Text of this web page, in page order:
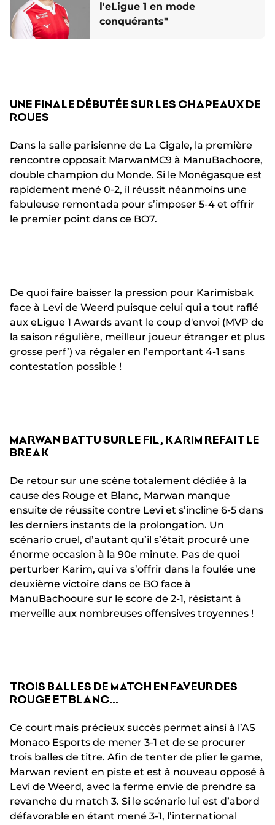
l'eLigue 1 en mode
conquérants"
UNE FINALE DÉBUTÉE SUR LES CHAPEAUX DE
ROUES
Dans la salle parisienne de La Cigale, la première
rencontre opposait MarwanMC9 à ManuBachoore,
double champion du Monde. Si le Monégasque est
rapidement mené 0-2, il réussit néanmoins une
fabuleuse remontada pour s’imposer 5-4 et offrir
le premier point dans ce BO7.
De quoi faire baisser la pression pour Karimisbak
face à Levi de Weerd puisque celui qui a tout raflé
aux eLigue 1 Awards avant le coup d'envoi (MVP de
la saison régulière, meilleur joueur étranger et plus
grosse perf’) va régaler en l’emportant 4-1 sans
contestation possible !
MARWAN BATTU SUR LE FIL, KARIM REFAIT LE
BREAK
De retour sur une scène totalement dédiée à la
cause des Rouge et Blanc, Marwan manque
ensuite de réussite contre Levi et s’incline 6-5 dans
les derniers instants de la prolongation. Un
scénario cruel, d’autant qu’il s’était procuré une
énorme occasion à la 90e minute. Pas de quoi
perturber Karim, qui va s’offrir dans la foulée une
deuxième victoire dans ce BO face à
ManuBachooure sur le score de 2-1, résistant à
merveille aux nombreuses offensives troyennes !
TROIS BALLES DE MATCH EN FAVEUR DES
ROUGE ET BLANC…
Ce court mais précieux succès permet ainsi à l’AS
Monaco Esports de mener 3-1 et de se procurer
trois balles de titre. Afin de tenter de plier le game,
Marwan revient en piste et est à nouveau opposé à
Levi de Weerd, avec la ferme envie de prendre sa
revanche du match 3. Si le scénario lui est d’abord
défavorable en étant mené 3-1, l’international